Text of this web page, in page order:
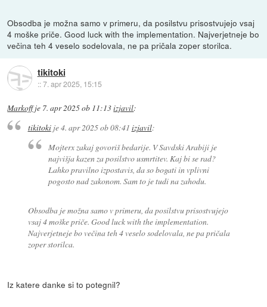
Obsodba je možna samo v primeru, da posilstvu prisostvujejo vsaj
4 moške priče. Good luck with the implementation. Najverjetneje bo
večina teh 4 veselo sodelovala, ne pa pričala zoper storilca.
tikitoki
::7. apr 2025, 15:15
Markoffje 7. apr 2025 ob 11:13izjavil:
tikitokije4. apr 2025 ob 08:41 izjavil:
Mojterx zakaj govoriš bedarije. V Savdski Arabiji je
najvišja kazen za posilstvo usmrtitev. Kaj bi se rad?
Lahko pravilno izpostavis, da so bogati in vplivni
pogosto nad zakonom. Sam to je tudi na zahodu.
Obsodba je možna samo v primeru, da posilstvu prisostvujejo
vsaj 4 moške priče. Good luck with the implementation.
Najverjetneje bo večina teh 4 veselo sodelovala, ne pa pričala
zoper storilca.
Iz katere danke si to potegnil?